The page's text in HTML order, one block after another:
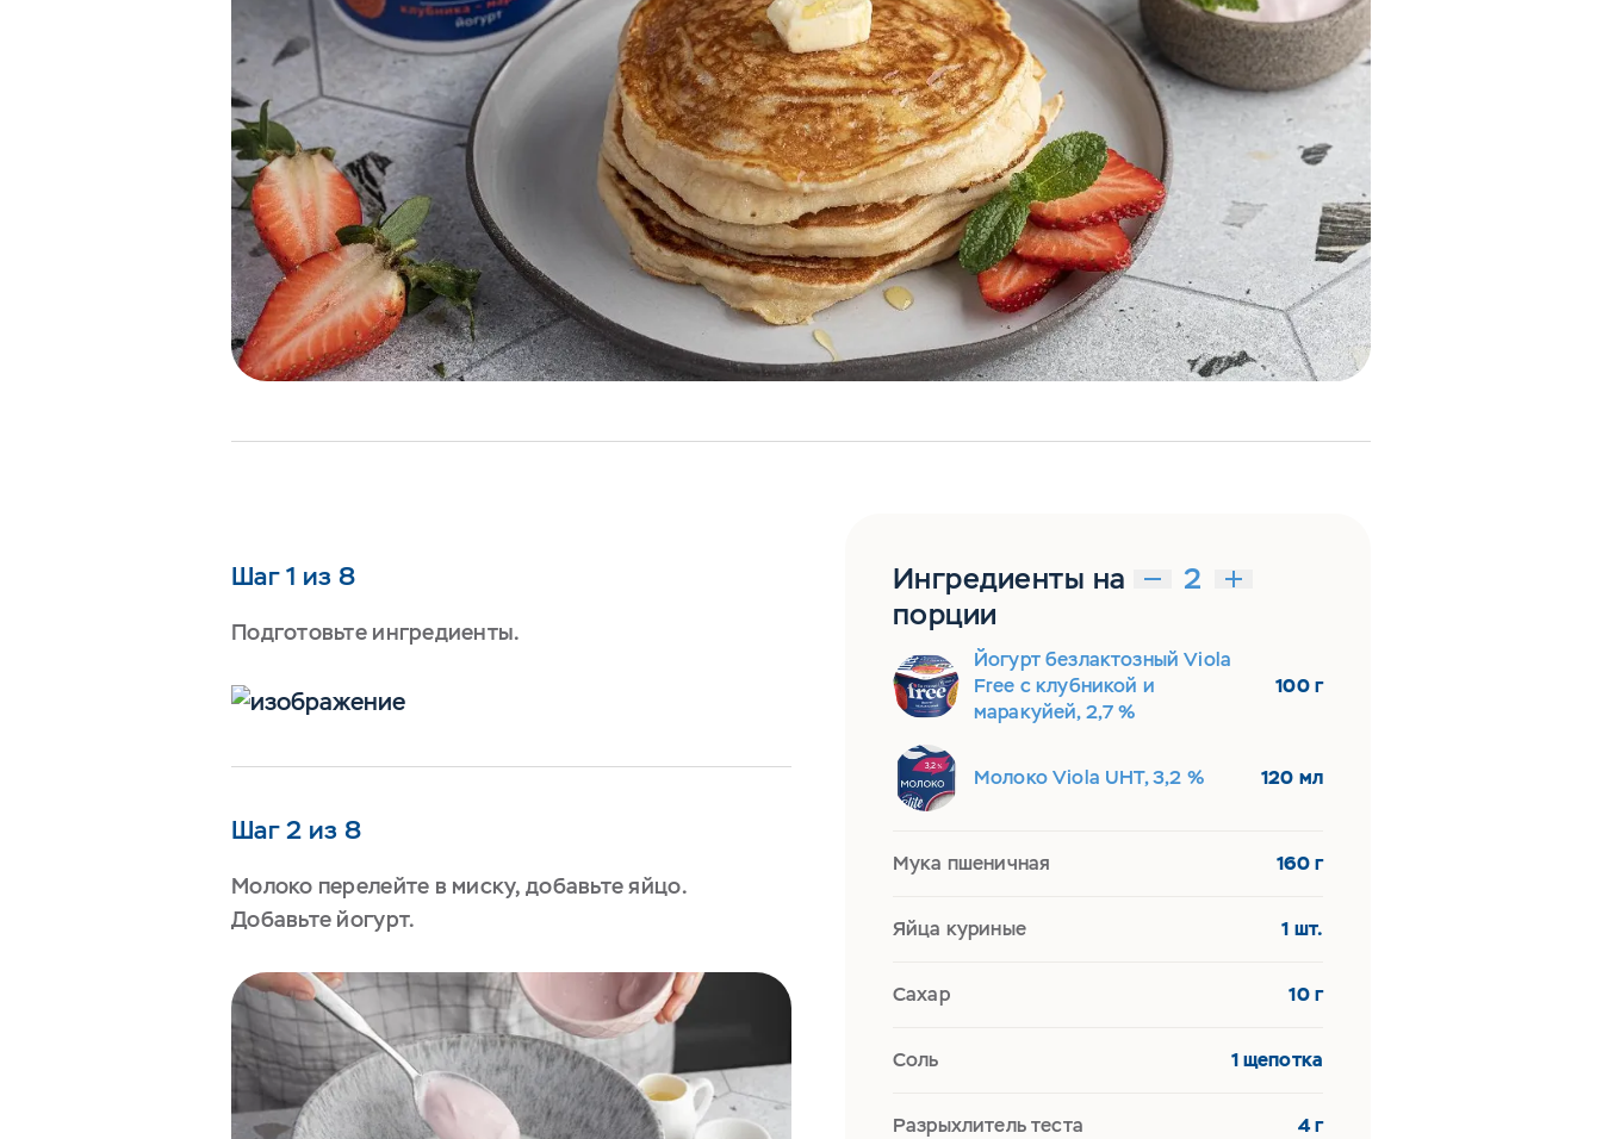
Шаг 1 из 8
Подготовьте ингредиенты.
Шаг 2 из 8
Молоко перелейте в миску, добавьте яйцо.
Добавьте йогурт.
Ингредиенты на
порции
Йогурт безлактозный Viola
Free с клубникой и
маракуйей, 2,7 %
100 г
Молоко Viola UHT, 3,2 % 120 мл
Мука пшеничная 160 г
Яйца куриные 1 шт.
Сахар 10 г
Соль 1 щепотка
Разрыхлитель теста 4 г